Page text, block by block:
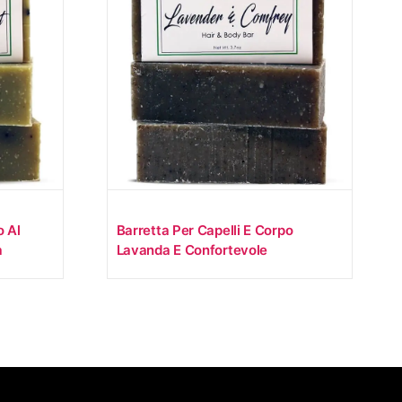
Al
Barretta Per Capelli E Corpo
Lavanda E Confortevole